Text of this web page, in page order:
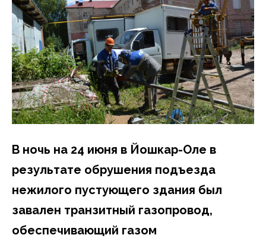
В ночь на 24 июня в Йошкар-Оле в
результате обрушения подъезда
нежилого пустующего здания был
завален транзитный газопровод,
обеспечивающий газом